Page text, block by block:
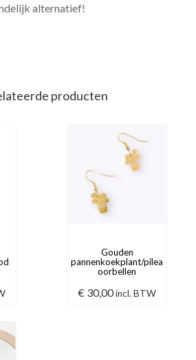
alternatief!
producten
Gouden
pannenkoekplant/pilea
oorbellen
€ 30,00incl. BTW